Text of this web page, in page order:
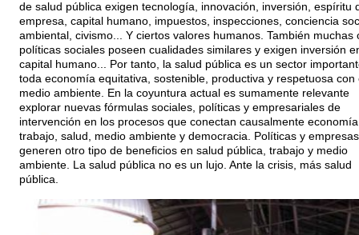
de salud pública exigen tecnología, innovación, inversión, espíritu
empresa, capital humano, impuestos, inspecciones, conciencia
ambiental, civismo... Y ciertos valores humanos. También muchas
políticas sociales poseen cualidades similares y exigen inversión
capital humano... Por tanto, la salud pública es un sector
toda economía equitativa, sostenible, productiva y respetuosa con
medio ambiente. En la coyuntura actual es sumamente relevante
explorar nuevas fórmulas sociales, políticas y empresariales de
intervención en los procesos que conectan causalmente
trabajo, salud, medio ambiente y democracia. Políticas y
generen otro tipo de beneficios en salud pública, trabajo y medio
ambiente. La salud pública no es un lujo. Ante la crisis, más salud
pública.